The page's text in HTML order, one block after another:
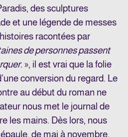
des sculptures
et une légende de messes
racontées par
de personnes passent
», il est vrai que la folie
conversion du regard. Le
au début du roman ne
nous met le journal de
les mains. Dès lors, nous
de mai à novembre.